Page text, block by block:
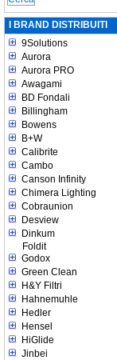
I BRAND DISTRIBUITI
9Solutions
Aurora
Aurora PRO
Awagami
BD Fondali
Billingham
Bowens
B+W
Calibrite
Cambo
Canson Infinity
Chimera Lighting
Cobraunion
Desview
Dinkum
Foldit
Godox
Green Clean
H&Y Filtri
Hahnemuhle
Hedler
Hensel
HiGlide
Jinbei